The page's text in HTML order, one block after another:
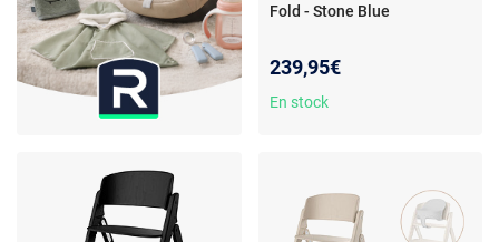
Fold - Stone Blue
239,95€
En stock